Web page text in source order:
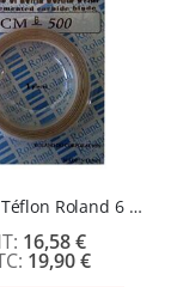
Bande de Téflon Roland 6 mm
19,90 €
16,58 €
9,90 €
8,25 €
À partir de 5,40 €